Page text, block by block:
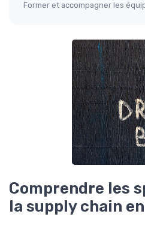
Former et accompagner les
Comprendre les
la supply chain